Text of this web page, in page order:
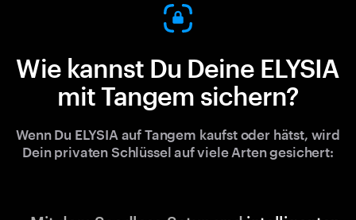
Wie kannst Du Deine ELYSIA
mit Tangem sichern?
Wenn Du ELYSIA auf Tangem kaufst oder hätst, wird
Dein privaten Schlüssel auf viele Arten gesichert: